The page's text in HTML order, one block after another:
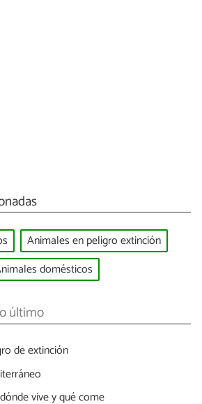
Animales en peligro extinción
domésticos
último
de extinción
vive y qué come